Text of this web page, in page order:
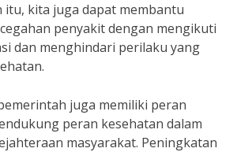
itu, kita juga dapat membantu
penyakit dengan mengikuti
dan menghindari perilaku yang
juga memiliki peran
peran kesehatan dalam
masyarakat. Peningkatan